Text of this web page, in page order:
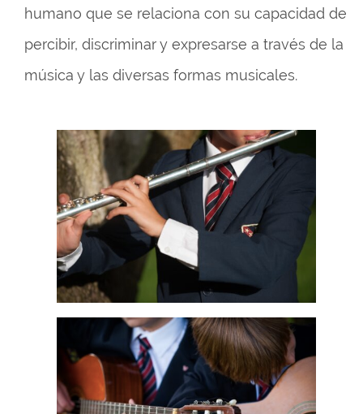
humano que se relaciona con su capacidad de
percibir, discriminar y expresarse a través de la
música y las diversas formas musicales.